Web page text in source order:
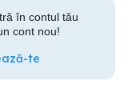
în contul tău
cont nou!
te